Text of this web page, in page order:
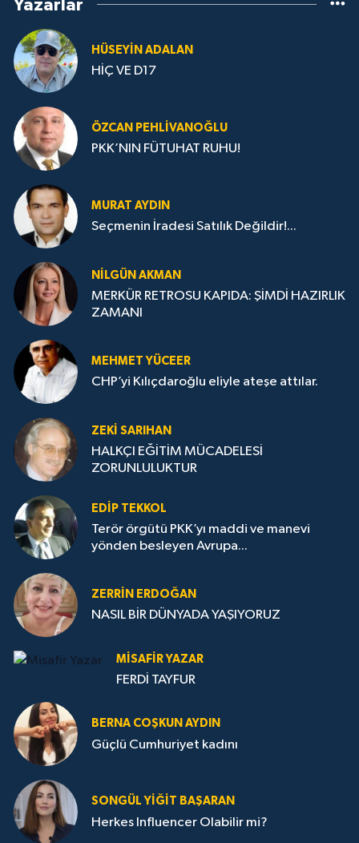
Yazarlar
HÜSEYIN ADALAN
HİÇ VE D17
ÖZCAN PEHLIVANOĞLU
PKK’NIN FÜTUHAT RUHU!
MURAT AYDIN
Seçmenin İradesi Satılık Değildir!...
NILGÜN AKMAN
MERKÜR RETROSU KAPIDA: ŞİMDİ HAZIRLIK
ZAMANI
MEHMET YÜCEER
CHP’yi Kılıçdaroğlu eliyle ateşe attılar.
ZEKI SARIHAN
HALKÇI EĞİTİM MÜCADELESİ
ZORUNLULUKTUR
EDIP TEKKOL
Terör örgütü PKK’yı maddi ve manevi
yönden besleyen Avrupa...
ZERRIN ERDOĞAN
NASIL BİR DÜNYADA YAŞIYORUZ
MISAFIR YAZAR
FERDİ TAYFUR
BERNA COŞKUN AYDIN
Güçlü Cumhuriyet kadını
SONGÜL YIĞIT BAŞARAN
Herkes Influencer Olabilir mi?